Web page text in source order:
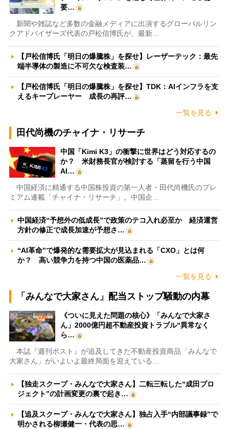
要…
新聞や雑誌など多数の金融メディアに出演するグローバルリン
クアドバイザーズ代表の戸松信博氏が、最新…
【戸松信博氏「明日の爆騰株」を探せ】レーザーテック：最先
端半導体の製造に不可欠な検査装…
【戸松信博氏「明日の爆騰株」を探せ】TDK：AIインフラを支
えるキープレーヤー 成長の再評…
一覧を見る
田代尚機のチャイナ・リサーチ
中国「Kimi K3」の衝撃に世界はどう対応するの
か？ 米財務長官が検討する「蒸留を行う中国
AI…
中国経済に精通する中国株投資の第一人者・田代尚機氏のプレ
ミアム連載「チャイナ・リサーチ」。中国企…
中国経済“予想外の低成長”で政策のテコ入れ必至か 経済運営
方針の修正で成長加速が予想さ…
“AI革命”で爆発的な需要拡大が見込まれる「CXO」とは何
か？ 高い競争力を持つ中国の医薬品…
一覧を見る
「みんなで大家さん」配当ストップ騒動の内幕
《ついに見えた問題の核心》「みんなで大家さ
ん」2000億円超不動産投資トラブル“異常なく
ら…
本誌『週刊ポスト』が追及してきた不動産投資商品「みんなで
大家さん」がいよいよ最終局面を迎えている…
【独走スクープ・みんなで大家さん】二転三転した“成田プロ
ジェクト”の計画変更の裏で起き…
【追及スクープ・みんなで大家さん】独占入手“内部議事録”で
明かされる柳瀬健一・代表の思…